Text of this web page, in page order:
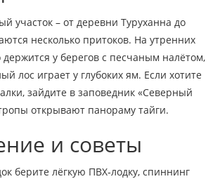
участок – от деревни Туруханна до
несколько притоков. На утренних
держится у берегов с песчаным налётом,
лос играет у глубоких ям. Если хотите
зайдите в заповедник «Северный
открывают панораму тайги.
и советы
берите лёгкую ПВХ‑лодку, спиннинг